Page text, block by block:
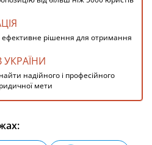
ефективне рішення для отримання
УКРАЇНИ
надійного і професійного
мети